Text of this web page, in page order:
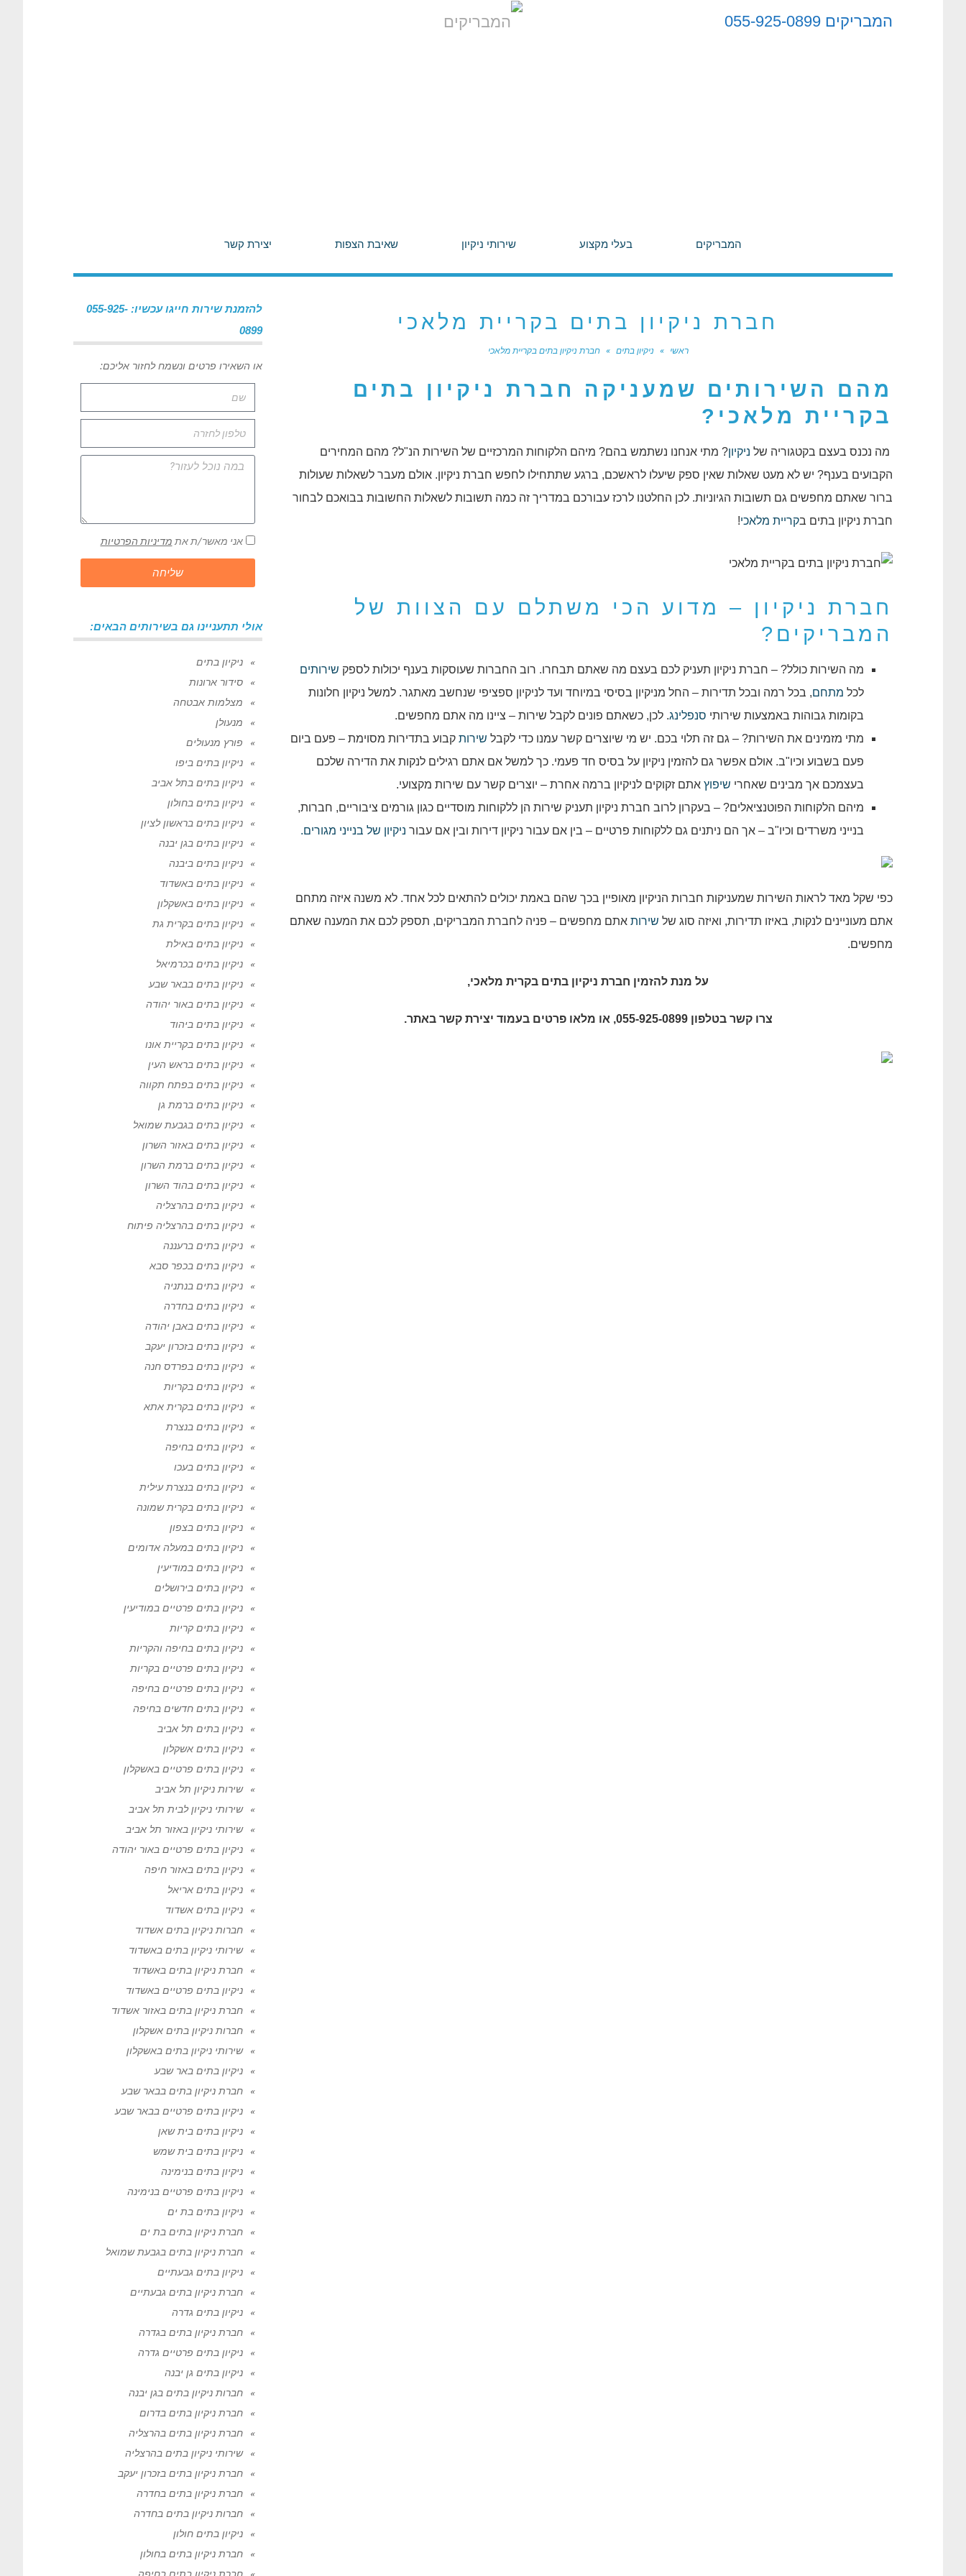
המבריקים 055-925-0899
המבריקים בעלי מקצוע שירותי ניקיון שאיבת הצפות יצירת קשר
חברת ניקיון בתים בקריית מלאכי
ראשי » ניקיון בתים » חברת ניקיון בתים בקריית מלאכי
מהם השירותים שמעניקה חברת ניקיון בתים
בקריית מלאכי?
מה נכנס בעצם בקטגוריה של ניקיון? מתי אנחנו נשתמש בהם? מיהם הלקוחות המרכזיים של השירות הנ"ל? מהם המחירים
הקבועים בענף? יש לא מעט שאלות שאין ספק שיעלו לראשכם, ברגע שתתחילו לחפש חברת ניקיון. אולם מעבר לשאלות שעולות
ברור שאתם מחפשים גם תשובות הגיוניות. לכן החלטנו לרכז עבורכם במדריך זה כמה תשובות לשאלות החשובות בבואכם לבחור
חברת ניקיון בתים בקריית מלאכי!
חברת ניקיון – מדוע הכי משתלם עם הצוות של
המבריקים?
מה השירות כולל? – חברת ניקיון תעניק לכם בעצם מה שאתם תבחרו. רוב החברות שעוסקות בענף יכולות לספק שירותים
לכל מתחם, בכל רמה ובכל תדירות – החל מניקיון בסיסי במיוחד ועד לניקיון ספציפי שנחשב מאתגר. למשל ניקיון חלונות
בקומות גבוהות באמצעות שירותי סנפלינג. לכן, כשאתם פונים לקבל שירות – ציינו מה אתם מחפשים.
מתי מזמינים את השירות? – גם זה תלוי בכם. יש מי שיוצרים קשר עמנו כדי לקבל שירות קבוע בתדירות מסוימת – פעם ביום
פעם בשבוע וכיו"ב. אולם אפשר גם להזמין ניקיון על בסיס חד פעמי. כך למשל אם אתם רגילים לנקות את הדירה שלכם
בעצמכם אך מבינים שאחרי שיפוץ אתם זקוקים לניקיון ברמה אחרת – יוצרים קשר עם שירות מקצועי.
מיהם הלקוחות הפוטנציאלים? – בעקרון לרוב חברת ניקיון תעניק שירות הן ללקוחות מוסדיים כגון גורמים ציבוריים, חברות,
בנייני משרדים וכיו"ב – אך הם ניתנים גם ללקוחות פרטיים – בין אם עבור ניקיון דירות ובין אם עבור ניקיון של בנייני מגורים.
כפי שקל מאד לראות השירות שמעניקות חברות הניקיון מאופיין בכך שהם באמת יכולים להתאים לכל אחד. לא משנה איזה מתחם
אתם מעוניינים לנקות, באיזו תדירות, ואיזה סוג של שירות אתם מחפשים – פניה לחברת המבריקים, תספק לכם את המענה שאתם
מחפשים.
על מנת להזמין חברת ניקיון בתים בקרית מלאכי,
צרו קשר בטלפון 055-925-0899, או מלאו פרטים בעמוד יצירת קשר באתר.
להזמנת שירות חייגו עכשיו: 055-925-
0899
או השאירו פרטים ונשמח לחזור אליכם:
אני מאשר/ת את מדיניות הפרטיות
שליחה
אולי תתעניינו גם בשירותים הבאים:
ניקיון בתים
סידור ארונות
מצלמות אבטחה
מנעולן
פורץ מנעולים
ניקיון בתים ביפו
ניקיון בתים בתל אביב
ניקיון בתים בחולון
ניקיון בתים בראשון לציון
ניקיון בתים בגן יבנה
ניקיון בתים ביבנה
ניקיון בתים באשדוד
ניקיון בתים באשקלון
ניקיון בתים בקרית גת
ניקיון בתים באילת
ניקיון בתים בכרמיאל
ניקיון בתים בבאר שבע
ניקיון בתים באור יהודה
ניקיון בתים ביהוד
ניקיון בתים בקריית אונו
ניקיון בתים בראש העין
ניקיון בתים בפתח תקווה
ניקיון בתים ברמת גן
ניקיון בתים בגבעת שמואל
ניקיון בתים באזור השרון
ניקיון בתים ברמת השרון
ניקיון בתים בהוד השרון
ניקיון בתים בהרצליה
ניקיון בתים בהרצליה פיתוח
ניקיון בתים ברעננה
ניקיון בתים בכפר סבא
ניקיון בתים בנתניה
ניקיון בתים בחדרה
ניקיון בתים באבן יהודה
ניקיון בתים בזכרון יעקב
ניקיון בתים בפרדס חנה
ניקיון בתים בקריות
ניקיון בתים בקרית אתא
ניקיון בתים בנצרת
ניקיון בתים בחיפה
ניקיון בתים בעכו
ניקיון בתים בנצרת עילית
ניקיון בתים בקרית שמונה
ניקיון בתים בצפון
ניקיון בתים במעלה אדומים
ניקיון בתים במודיעין
ניקיון בתים בירושלים
ניקיון בתים פרטיים במודיעין
ניקיון בתים קריות
ניקיון בתים בחיפה והקריות
ניקיון בתים פרטיים בקריות
ניקיון בתים פרטיים בחיפה
ניקיון בתים חדשים בחיפה
ניקיון בתים תל אביב
ניקיון בתים אשקלון
ניקיון בתים פרטיים באשקלון
שירות ניקיון תל אביב
שירותי ניקיון לבית תל אביב
שירותי ניקיון באזור תל אביב
ניקיון בתים פרטיים באור יהודה
ניקיון בתים באזור חיפה
ניקיון בתים אריאל
ניקיון בתים אשדוד
חברות ניקיון בתים אשדוד
שירותי ניקיון בתים באשדוד
חברת ניקיון בתים באשדוד
ניקיון בתים פרטיים באשדוד
חברת ניקיון בתים באזור אשדוד
חברות ניקיון בתים אשקלון
שירותי ניקיון בתים באשקלון
ניקיון בתים באר שבע
חברת ניקיון בתים בבאר שבע
ניקיון בתים פרטיים בבאר שבע
ניקיון בתים בית שאן
ניקיון בתים בית שמש
ניקיון בתים בנימינה
ניקיון בתים פרטיים בנימינה
ניקיון בתים בת ים
חברת ניקיון בתים בת ים
חברת ניקיון בתים בגבעת שמואל
ניקיון בתים גבעתיים
חברת ניקיון בתים גבעתיים
ניקיון בתים גדרה
חברת ניקיון בתים בגדרה
ניקיון בתים פרטיים גדרה
ניקיון בתים גן יבנה
חברות ניקיון בתים בגן יבנה
חברת ניקיון בתים בדרום
חברת ניקיון בתים בהרצליה
שירותי ניקיון בתים בהרצליה
חברת ניקיון בתים בזכרון יעקב
חברת ניקיון בתים בחדרה
חברות ניקיון בתים בחדרה
ניקיון בתים חולון
חברת ניקיון בתים בחולון